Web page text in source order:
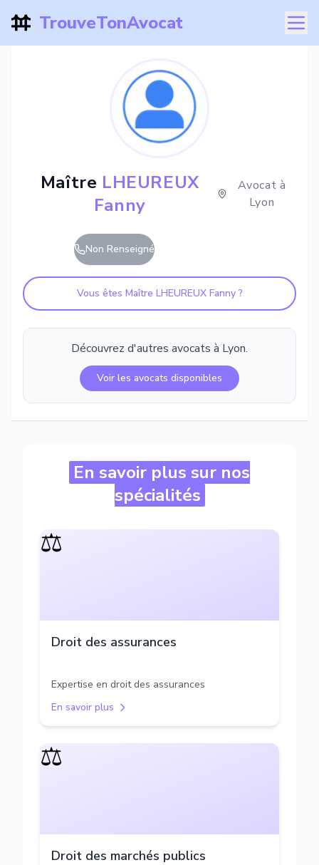
TrouveTonAvocat
Maître LHEUREUX
Fanny
Avocat à
Lyon
Non Renseigné
Vous êtes Maître LHEUREUX Fanny?
Découvrez d'autres avocats à Lyon.
Voir les avocats disponibles
En savoir plus sur nos
spécialités
⚖️
Droit des assurances
Expertise en droit des assurances
En savoir plus
⚖️
Droit des marchés publics